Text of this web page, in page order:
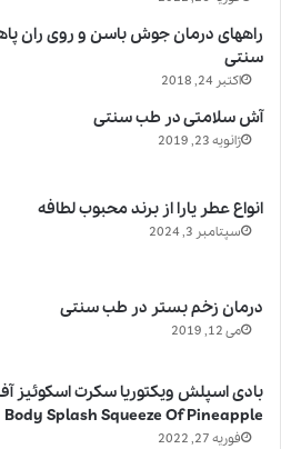
راههای درمان جوش باسن و روی ران
سنتی
اکتبر 24, 2018
آش سلامتی در طب سنتی
ژانویه 23, 2019
انواع عطر یارا از برند محبوب لطافه
سپتامبر 3, 2024
درمان زخم بستر در طب سنتی
می 12, 2019
Body Splash Squeeze Of Pineapple
فوریه 27, 2022